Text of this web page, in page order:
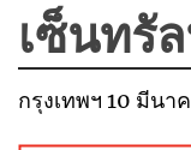
เซ็นทรั
กรุงเทพฯ 10 มีน